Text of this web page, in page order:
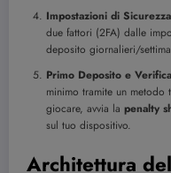
Impostazioni di
due fattori (2FA) dalle
deposito giornalieri/
Primo Deposito e
minimo tramite un
giocare, avvia la penalty
sul tuo dispositivo.
Architettura